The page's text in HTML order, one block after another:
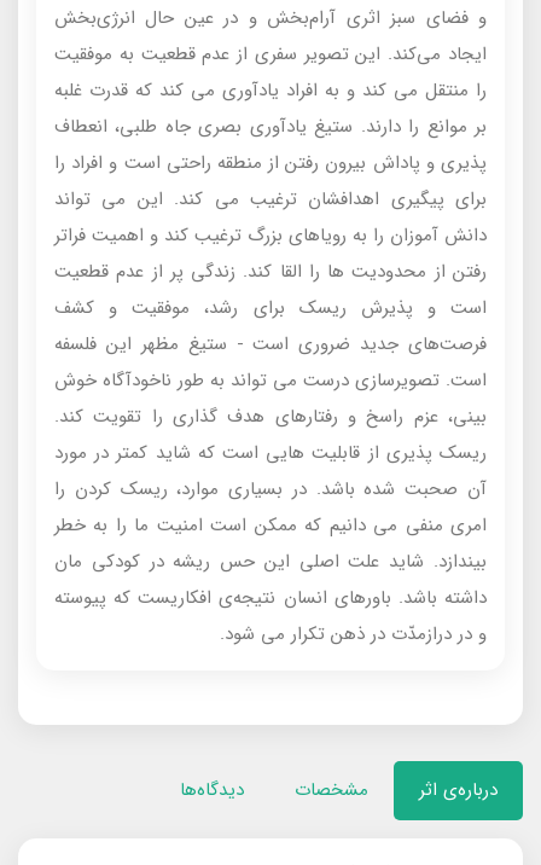
و فضای سبز اثری آرام‌بخش و در عین حال انرژی‌بخش
ایجاد می‌کند. این تصویر سفری از عدم قطعیت به موفقیت
را منتقل می کند و به افراد یادآوری می کند که قدرت غلبه
بر موانع را دارند. ستیغ یادآوری بصری جاه طلبی، انعطاف
پذیری و پاداش بیرون رفتن از منطقه راحتی است و افراد را
برای پیگیری اهدافشان ترغیب می کند. این می تواند
دانش آموزان را به رویاهای بزرگ ترغیب کند و اهمیت فراتر
رفتن از محدودیت ها را القا کند. زندگی پر از عدم قطعیت
است و پذیرش ریسک برای رشد، موفقیت و کشف
فرصت‌های جدید ضروری است - ستیغ مظهر این فلسفه
است. تصویرسازی درست می تواند به طور ناخودآگاه خوش
بینی، عزم راسخ و رفتارهای هدف گذاری را تقویت کند.
ریسک پذیری از قابلیت هایی است که شاید کمتر در مورد
آن صحبت شده باشد. در بسیاری موارد، ریسک کردن را
امری منفی می دانیم که ممکن است امنیت ما را به خطر
بیندازد. شاید علت اصلی این حس ریشه در کودکی مان
داشته باشد. باورهای انسان نتیجه‌ی افکاریست که پیوسته
و در دراز‌مدّت در ذهن تکرار می شود.
درباره‌ی اثر مشخصات دیدگاه‌ها